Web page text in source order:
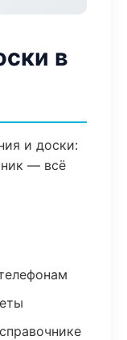
в
и доски:
— всё